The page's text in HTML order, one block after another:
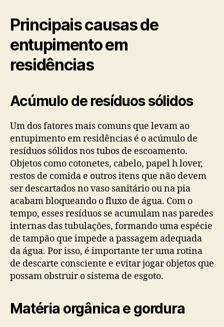
Principais causas de
entupimento em
residências
Acúmulo de resíduos sólidos
Um dos fatores mais comuns que levam ao
entupimento em residências é o acúmulo de
resíduos sólidos nos tubos de escoamento.
Objetos como cotonetes, cabelo, papel h lover,
restos de comida e outros itens que não devem
ser descartados no vaso sanitário ou na pia
acabam bloqueando o fluxo de água. Com o
tempo, esses resíduos se acumulam nas paredes
internas das tubulações, formando uma espécie
de tampão que impede a passagem adequada
da água. Por isso, é importante ter uma rotina
de descarte consciente e evitar jogar objetos que
possam obstruir o sistema de esgoto.
Matéria orgânica e gordura